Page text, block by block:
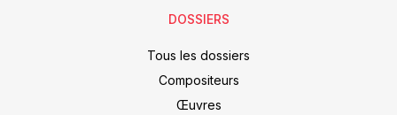
DOSSIERS
Tous les dossiers
Compositeurs
Œuvres